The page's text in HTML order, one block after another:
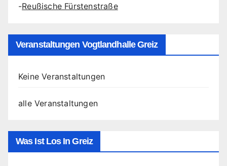
-Reußische Fürstenstraße
Veranstaltungen Vogtlandhalle Greiz
Keine Veranstaltungen
alle Veranstaltungen
Was Ist Los In Greiz